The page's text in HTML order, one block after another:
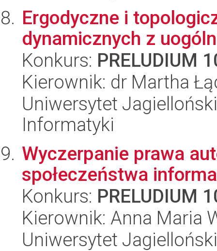
Ergodyczne i
dynamicznych z
Konkurs: PRELUDIUM
Kierownik: dr Martha
Uniwersytet
Informatyki
Wyczerpanie prawa
społeczeństwa
Konkurs: PRELUDIUM
Kierownik: Anna Maria
Uniwersytet